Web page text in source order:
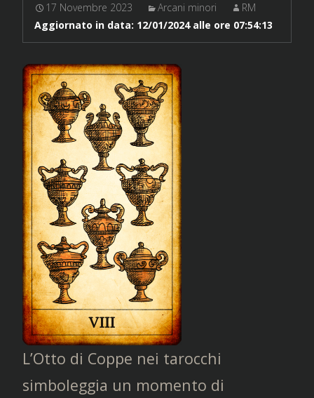
17 Novembre 2023 Arcani minori
RM
Aggiornato in data: 12/01/2024 alle ore 07:54:13
L’Otto di Coppe nei tarocchi
simboleggia un momento di